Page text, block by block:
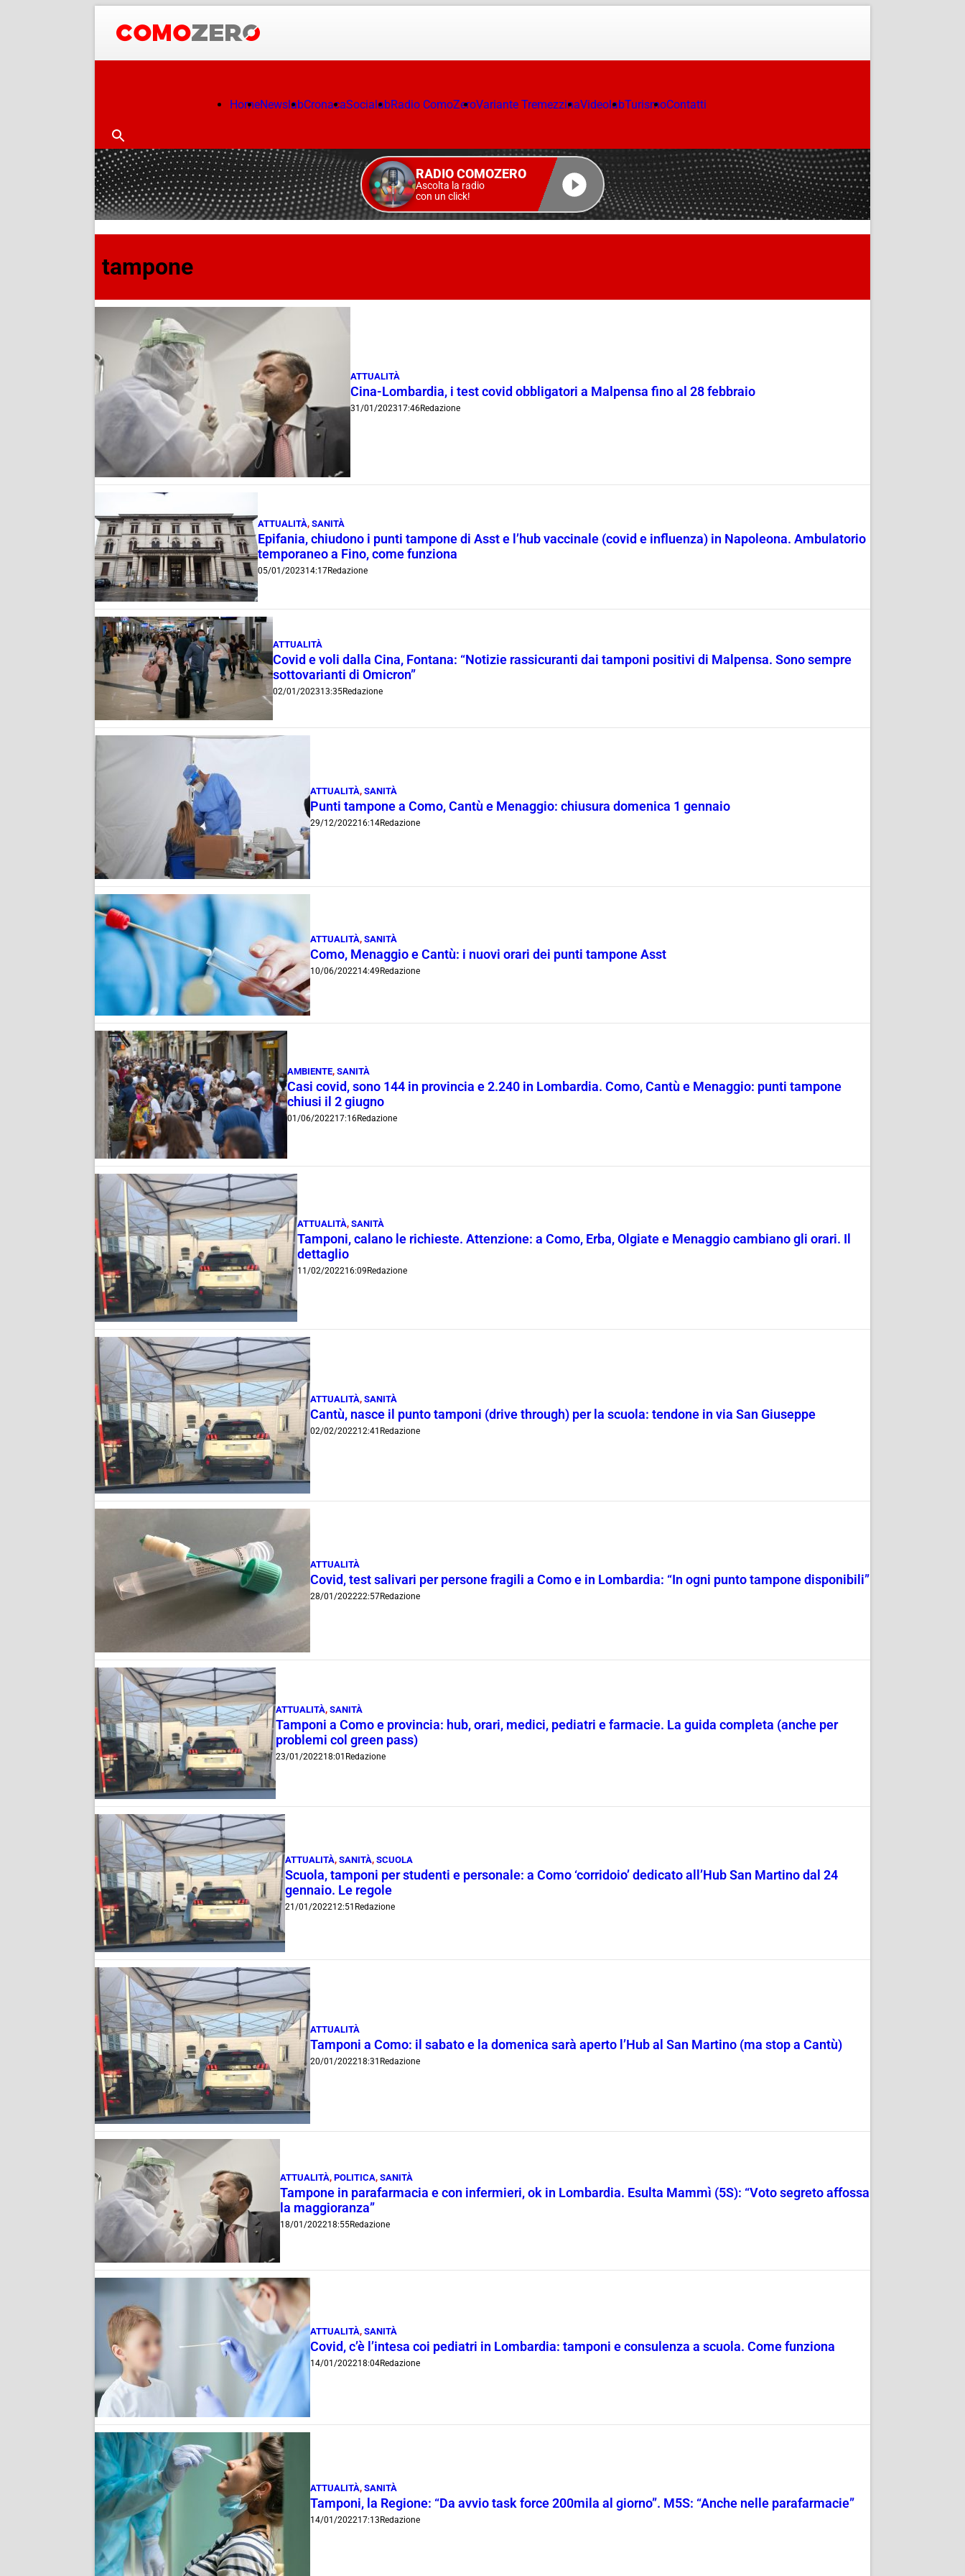
HomeNewslabCronacaSocialabRadio ComoZeroVariante TremezzinaVideolabTurismoContatti
RADIO COMOZERO
Ascolta la radio
con un click!
tampone
ATTUALITÀ
Cina-Lombardia, i test covid obbligatori a Malpensa fino al 28 febbraio
31/01/202317:46Redazione
ATTUALITÀ, SANITÀ
Epifania, chiudono i punti tampone di Asst e l’hub vaccinale (covid e influenza) in Napoleona. Ambulatorio
temporaneo a Fino, come funziona
05/01/202314:17Redazione
ATTUALITÀ
Covid e voli dalla Cina, Fontana: “Notizie rassicuranti dai tamponi positivi di Malpensa. Sono sempre
sottovarianti di Omicron”
02/01/202313:35Redazione
ATTUALITÀ, SANITÀ
Punti tampone a Como, Cantù e Menaggio: chiusura domenica 1 gennaio
29/12/202216:14Redazione
ATTUALITÀ, SANITÀ
Como, Menaggio e Cantù: i nuovi orari dei punti tampone Asst
10/06/202214:49Redazione
AMBIENTE, SANITÀ
Casi covid, sono 144 in provincia e 2.240 in Lombardia. Como, Cantù e Menaggio: punti tampone
chiusi il 2 giugno
01/06/202217:16Redazione
ATTUALITÀ,SANITÀ
Tamponi, calano le richieste. Attenzione: a Como, Erba, Olgiate e Menaggio cambiano gli orari. Il
dettaglio
11/02/202216:09 Redazione
ATTUALITÀ, SANITÀ
Cantù, nasce il punto tamponi (drive through) per la scuola: tendone in via San Giuseppe
02/02/202212:41 Redazione
ATTUALITÀ
Covid, test salivari per persone fragili a Como e in Lombardia: “In ogni punto tampone disponibili”
28/01/202222:57Redazione
ATTUALITÀ,SANITÀ
Tamponi a Como e provincia: hub, orari, medici, pediatri e farmacie. La guida completa (anche per
problemi col green pass)
23/01/202218:01 Redazione
ATTUALITÀ, SANITÀ, SCUOLA
Scuola, tamponi per studenti e personale: a Como ‘corridoio’ dedicato all’Hub San Martino dal 24
gennaio. Le regole
21/01/202212:51 Redazione
ATTUALITÀ
Tamponi a Como: il sabato e la domenica sarà aperto l’Hub al San Martino (ma stop a Cantù)
20/01/202218:31 Redazione
ATTUALITÀ, POLITICA, SANITÀ
Tampone in parafarmacia e con infermieri, ok in Lombardia. Esulta Mammì (5S): “Voto segreto affossa
la maggioranza”
18/01/202218:55Redazione
ATTUALITÀ, SANITÀ
Covid, c’è l’intesa coi pediatri in Lombardia: tamponi e consulenza a scuola. Come funziona
14/01/202218:04Redazione
ATTUALITÀ, SANITÀ
Tamponi, la Regione: “Da avvio task force 200mila al giorno”. M5S: “Anche nelle parafarmacie”
14/01/202217:13 Redazione